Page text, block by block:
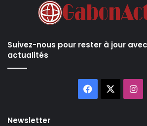
Suivez-nous pour rester à jour
actualités
Facebook
Newsletter